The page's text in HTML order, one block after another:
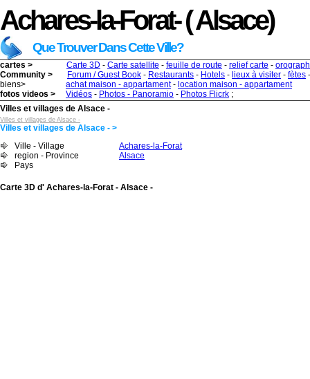
Achares-la-Forat- ( Alsace)
Que Trouver Dans Cette Ville?
cartes > Carte 3D - Carte satellite - feuille de route - relief carte -
Community >
Forum / Guest Book - Restaurants - Hotels - lieux à visiter - fètes
biens>
achat maison - appartament- location maison - appartament
fotos videos >
Vidéos - Photos - Panoramio - Photos Flicrk ;
Villes et villages de Alsace -
Villes et villages de Alsace -
Villes et villages de Alsace - >
Ville - Village
Achares-la-Forat
region - Province
Alsace
Pays
Carte 3D d' Achares-la-Forat - Alsace -